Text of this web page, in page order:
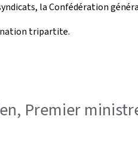
la Confédération
tripartite.
Premier